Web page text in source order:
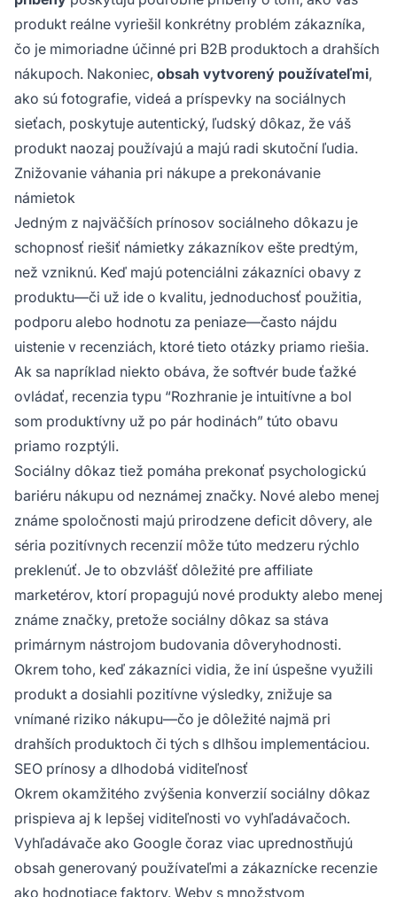
produkt reálne vyriešil konkrétny problém zákazníka,
čo je mimoriadne účinné pri B2B produktoch a drahších
nákupoch. Nakoniec, obsah vytvorený používateľmi,
ako sú fotografie, videá a príspevky na sociálnych
sieťach, poskytuje autentický, ľudský dôkaz, že váš
produkt naozaj používajú a majú radi skutoční ľudia.
Znižovanie váhania pri nákupe a prekonávanie
námietok
Jedným z najväčších prínosov sociálneho dôkazu je
schopnosť riešiť námietky zákazníkov ešte predtým,
než vzniknú. Keď majú potenciálni zákazníci obavy z
produktu—či už ide o kvalitu, jednoduchosť použitia,
podporu alebo hodnotu za peniaze—často nájdu
uistenie v recenziách, ktoré tieto otázky priamo riešia.
Ak sa napríklad niekto obáva, že softvér bude ťažké
ovládať, recenzia typu “Rozhranie je intuitívne a bol
som produktívny už po pár hodinách” túto obavu
priamo rozptýli.
Sociálny dôkaz tiež pomáha prekonať psychologickú
bariéru nákupu od neznámej značky. Nové alebo menej
známe spoločnosti majú prirodzene deficit dôvery, ale
séria pozitívnych recenzií môže túto medzeru rýchlo
preklenúť. Je to obzvlášť dôležité pre affiliate
marketérov, ktorí propagujú nové produkty alebo menej
známe značky, pretože sociálny dôkaz sa stáva
primárnym nástrojom budovania dôveryhodnosti.
Okrem toho, keď zákazníci vidia, že iní úspešne využili
produkt a dosiahli pozitívne výsledky, znižuje sa
vnímané riziko nákupu—čo je dôležité najmä pri
drahších produktoch či tých s dlhšou implementáciou.
SEO prínosy a dlhodobá viditeľnosť
Okrem okamžitého zvýšenia konverzií sociálny dôkaz
prispieva aj k lepšej viditeľnosti vo vyhľadávačoch.
Vyhľadávače ako Google čoraz viac uprednostňujú
obsah generovaný používateľmi a zákaznícke recenzie
ako hodnotiace faktory. Weby s množstvom